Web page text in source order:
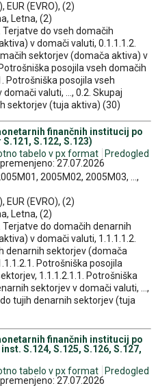
EUR (EVRO), (2)
Letna, (2)
Terjatve do vseh domačih
v domači valuti, 0.1.1.1.2.
sektorjev (domača aktiva) v
posojila vseh domačih
Potrošniška posojila vseh
valuti, ..., 0.2. Skupaj
sektorjev (tuja aktiva) (30)
finančnih institucij po
S.122, S.123)
tabelo v px format
Predogled
27.07.2026
2005M02, 2005M03, ...,
EUR (EVRO), (2)
Letna, (2)
Terjatve do domačih denarnih
v domači valuti, 1.1.1.1.2.
denarnih sektorjev (domača
Potrošniška posojila
1.1.1.2.1.1. Potrošniška
sektorjev v domači valuti, ...,
tujih denarnih sektorjev (tuja
finančnih institucij po
S.124, S.125, S.126, S.127,
tabelo v px format
Predogled
27.07.2026